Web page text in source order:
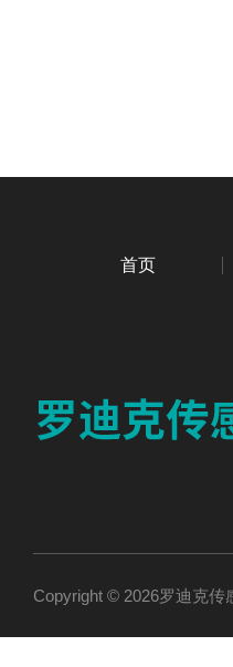
首页
Copyright © 2026罗迪克